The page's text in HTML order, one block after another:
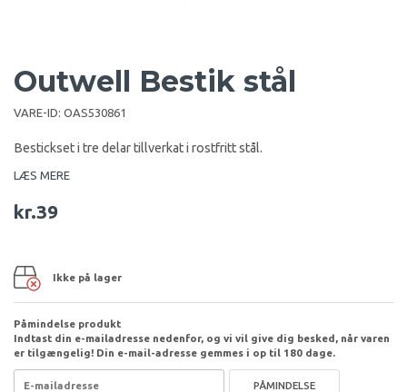
Outwell Bestik stål
VARE-ID: OAS530861
Bestickset i tre delar tillverkat i rostfritt stål.
LÆS MERE
kr.39
Ikke på lager
Påmindelse produkt
Indtast din e-mailadresse nedenfor, og vi vil give dig besked, når varen
er tilgængelig! Din e-mail-adresse gemmes i op til 180 dage.
PÅMINDELSE